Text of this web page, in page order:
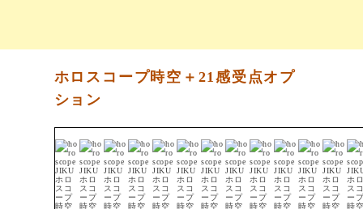
ホロスコープ時空＋21感受点オプ
ション